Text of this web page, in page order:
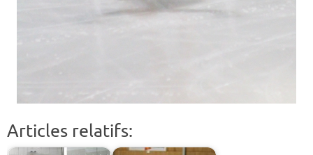
Articles relatifs: